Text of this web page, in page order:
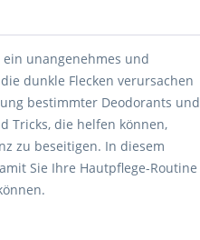
unangenehmes und
dunkle Flecken verursachen
bestimmter Deodorants und
Tricks, die helfen können,
zu beseitigen. In diesem
Sie Ihre Hautpflege-Routine